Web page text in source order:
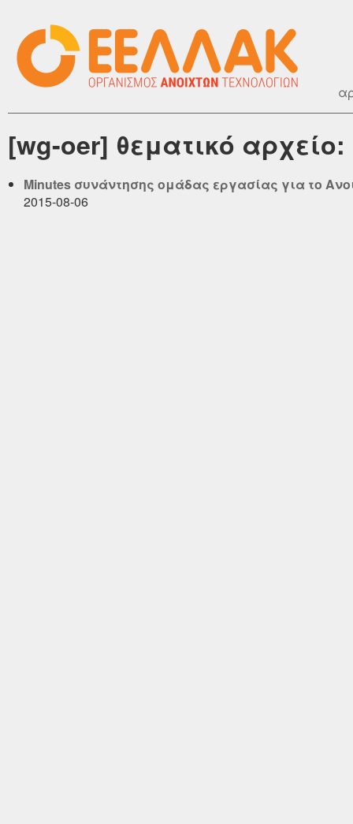
[wg-oer] θεματικό
Minutes συνάντησης ομάδας εργασίας για το
2015-08-06